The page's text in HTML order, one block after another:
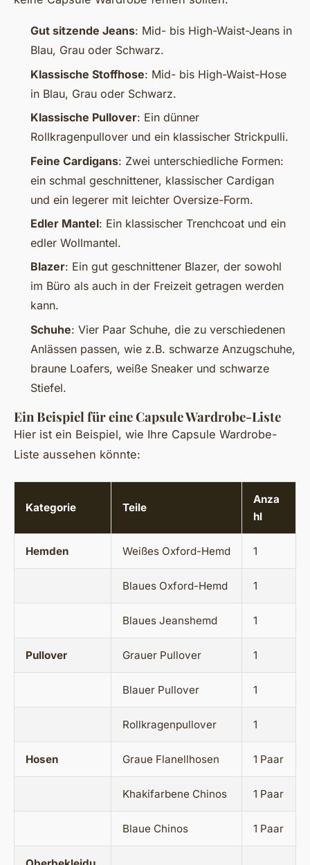
Gut sitzende Jeans: Mid- bis High-Waist-Jeans in
Blau, Grau oder Schwarz.
Klassische Stoffhose: Mid- bis High-Waist-Hose
in Blau, Grau oder Schwarz.
Klassische Pullover: Ein dünner
Rollkragenpullover und ein klassischer Strickpulli.
Feine Cardigans: Zwei unterschiedliche Formen:
ein schmal geschnittener, klassischer Cardigan
und ein legerer mit leichter Oversize-Form.
Edler Mantel: Ein klassischer Trenchcoat und ein
edler Wollmantel.
Blazer: Ein gut geschnittener Blazer, der sowohl
im Büro als auch in der Freizeit getragen werden
kann.
Schuhe: Vier Paar Schuhe, die zu verschiedenen
Anlässen passen, wie z.B. schwarze Anzugschuhe,
braune Loafers, weiße Sneaker und schwarze
Stiefel.
Ein Beispiel für eine Capsule Wardrobe-Liste
Hier ist ein Beispiel, wie Ihre Capsule Wardrobe-
Liste aussehen könnte:
Kategorie Teile
Anza
hl
Hemden Weißes Oxford-Hemd 1
Blaues Oxford-Hemd 1
Blaues Jeanshemd 1
Pullover Grauer Pullover 1
Blauer Pullover 1
Rollkragenpullover 1
Hosen Graue Flanellhosen 1 Paar
Khakifarbene Chinos 1 Paar
Blaue Chinos 1 Paar